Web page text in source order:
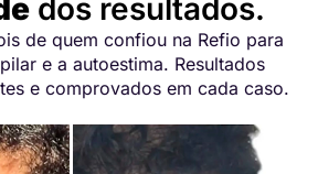
dos resultados.
de quem confiou na Refio para
e a autoestima. Resultados
e comprovados em cada caso.